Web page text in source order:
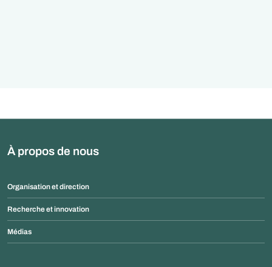
À propos de nous
Organisation et direction
Recherche et innovation
Médias